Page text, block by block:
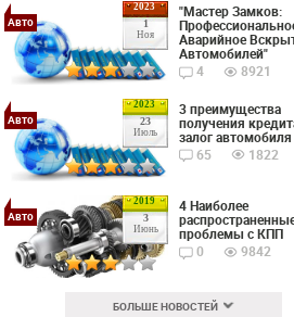
2023
1
Ноя
Авто
"Мастер Замков:
Аварийное
Автомобилей"
4
8921
2023
23
Июль
Авто
3 преимущества
получения
залог автомобиля
65
1822
2019
3
Июнь
Авто
4 Наиболее
проблемы с КПП
0
9842
БОЛЬШЕ НОВОСТЕЙ